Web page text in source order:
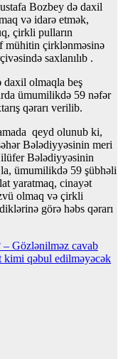
Bozbey də daxil
və idarə etmək,
çirkli pulların
mühitin çirklənməsinə
saxlanılıb .
daxil olmaqla beş
ümumilikdə 59 nəfər
qərarı verilib.
qeyd olunub ki,
Bələdiyyəsinin meri
Bələdiyyəsinin
ümumilikdə 59 şübhəli
yaratmaq, cinayət
olmaq və çirkli
görə həbs qərarı
Gözlənilməz cavab
kimi qəbul edilməyəcək